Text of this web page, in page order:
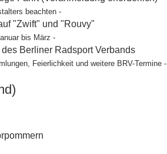
beachten -
"Zwift" und "Rouvy"
bis März -
des Berliner Radsport Verbands
Feierlichkeit und weitere BRV-Termine -